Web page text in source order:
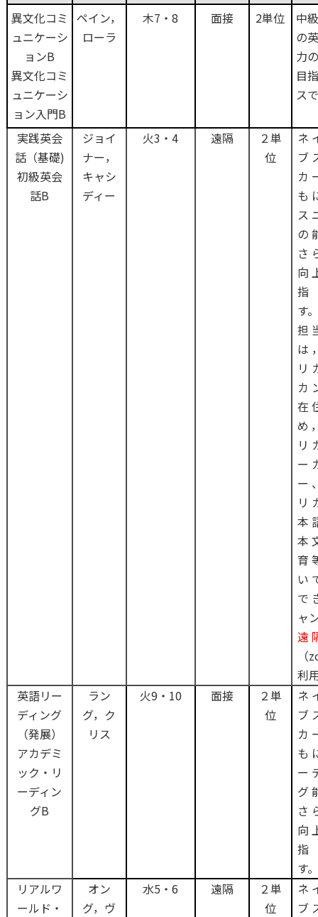
異文化コミ
ュニケーシ
ョンB
異文化コミ
ュニケーシ
ョン入門B
ペイン，
ローラ
木7・8 面接 2単位
中
の
力
目
ス
実践英会
話（基礎)
初級英会
話B
ジョイ
ナー，
キャシ
ディー
火3・4 遠隔
２単
位
ネ
ブ
カ
も
ス
の
さ
向
す。
担
は
リ
カ
在
め
リ
ー
ー
リ
本
本
育
い
で
ャ
遠
利
英語リー
ディング
（発展）
アカデミ
ック・リ
ーディン
グB
ラン
グ，ク
リス
火9・10 面接
２単
位
ネ
ブ
カ
も
ー
グ
さ
向
す。
リアルワ
ールド・
オン
グ，ヴ
水5・6 遠隔
２単
位
ネ
ブ